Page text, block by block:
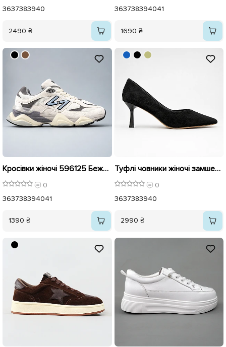
3637383940
2490 ₴
363738394041
1690 ₴
Кросівки жіночі 596125 Бежеві
0
363738394041
1390 ₴
Туфлі човники жіночі замшеві 596290 Чорні
0
3637383940
2990 ₴